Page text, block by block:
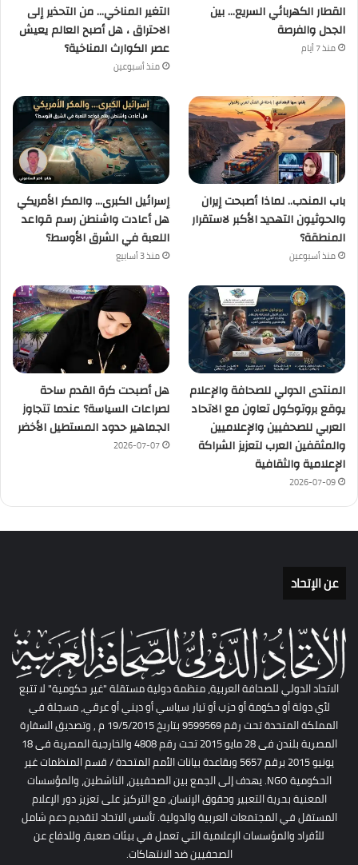
القطار الكهربائي السريع… بين
الجدل والفرصة
منذ 7 أيام
التغير المناخي… من التحذير إلى
الاحتراق ، هل أصبح العالم يعيش
عصر الكوارث المناخية؟
منذ أسبوعين
باب المندب.. لماذا أصبحت إيران
والحوثيون التهديد الأكبر لاستقرار
المنطقة؟
منذ أسبوعين
إسرائيل الكبرى… والمكر الأمريكي
هل أعادت واشنطن رسم قواعد
اللعبة في الشرق الأوسط؟
منذ 3 أسابيع
المنتدى الدولي للصحافة والإعلام
يوقع بروتوكول تعاون مع الاتحاد
العربي للصحفيين والإعلاميين
والمثقفين العرب لتعزيز الشراكة
الإعلامية والثقافية
2026-07-09
هل أصبحت كرة القدم ساحة
لصراعات السياسة؟ عندما تتجاوز
الجماهير حدود المستطيل الأخضر
2026-07-07
عن الإتحاد
الاتحاد الدولي للصحافة العربية، منظمة دولية مستقلة "غير حكومية" لا تتبع
لأي دولة أو حكومة أو حزب أو تيار سياسي أو ديني أو عرقي، مسجلة في
المملكة المتحدة تحت رقم 9599569 بتاريخ 19/5/2015 م , وتصديق السفارة
المصرية بلندن فى 28 مايو 2015 تحت رقم 4808 والخارجية المصرية فى 18
يونيو 2015 برقم 5657 وبقاعدة بيانات الأمم المتحدة / قسم المنظمات غير
الحكومية NGO. يهدف إلى الجمع بين الصحفيين، الناشطين، والمؤسسات
المعنية بحرية التعبير وحقوق الإنسان، مع التركيز على تعزيز دور الإعلام
المستقل في المجتمعات العربية والدولية. تأسس الاتحاد لتقديم دعم شامل
للأفراد والمؤسسات الإعلامية التي تعمل في بيئات صعبة، وللدفاع عن
الصحفيين ضد الانتهاكات.